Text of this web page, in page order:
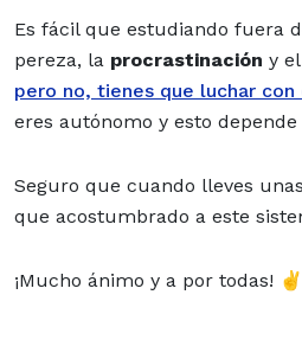
Es fácil que estudiando fuera
pereza, la procrastinación y el
pero no, tienes que luchar con
eres autónomo y esto depende
Seguro que cuando lleves
que acostumbrado a este
¡Mucho ánimo y a por todas! ✌